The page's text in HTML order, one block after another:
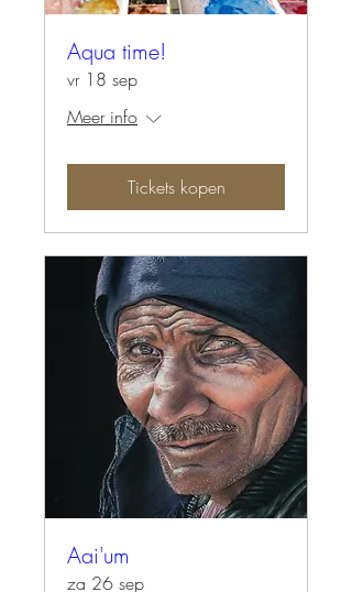
Aqua time!
vr 18 sep
Meer info
Tickets kopen
Aai'um
za 26 sep